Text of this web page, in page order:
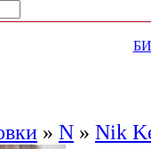
» N » Nik